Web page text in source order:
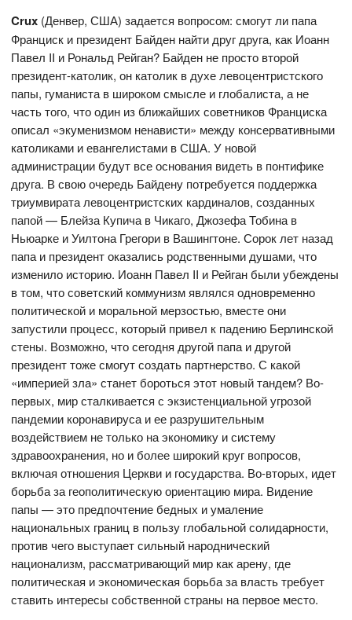
Crux (Денвер, США) задается вопросом: смогут ли папа
Франциск и президент Байден найти друг друга, как Иоанн
Павел II и Рональд Рейган? Байден не просто второй
президент-католик, он католик в духе левоцентристского
папы, гуманиста в широком смысле и глобалиста, а не
часть того, что один из ближайших советников Франциска
описал «экуменизмом ненависти» между консервативными
католиками и евангелистами в США. У новой
администрации будут все основания видеть в понтифике
друга. В свою очередь Байдену потребуется поддержка
триумвирата левоцентристских кардиналов, созданных
папой — Блейза Купича в Чикаго, Джозефа Тобина в
Ньюарке и Уилтона Грегори в Вашингтоне. Сорок лет назад
папа и президент оказались родственными душами, что
изменило историю. Иоанн Павел II и Рейган были убеждены
в том, что советский коммунизм являлся одновременно
политической и моральной мерзостью, вместе они
запустили процесс, который привел к падению Берлинской
стены. Возможно, что сегодня другой папа и другой
президент тоже смогут создать партнерство. С какой
«империей зла» станет бороться этот новый тандем? Во-
первых, мир сталкивается с экзистенциальной угрозой
пандемии коронавируса и ее разрушительным
воздействием не только на экономику и систему
здравоохранения, но и более широкий круг вопросов,
включая отношения Церкви и государства. Во-вторых, идет
борьба за геополитическую ориентацию мира. Видение
папы — это предпочтение бедных и умаление
национальных границ в пользу глобальной солидарности,
против чего выступает сильный народнический
национализм, рассматривающий мир как арену, где
политическая и экономическая борьба за власть требует
ставить интересы собственной страны на первое место.